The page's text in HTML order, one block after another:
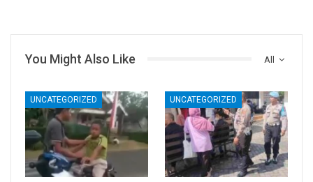
All
You Might Also Like
UNCATEGORIZED UNCATEGORIZED